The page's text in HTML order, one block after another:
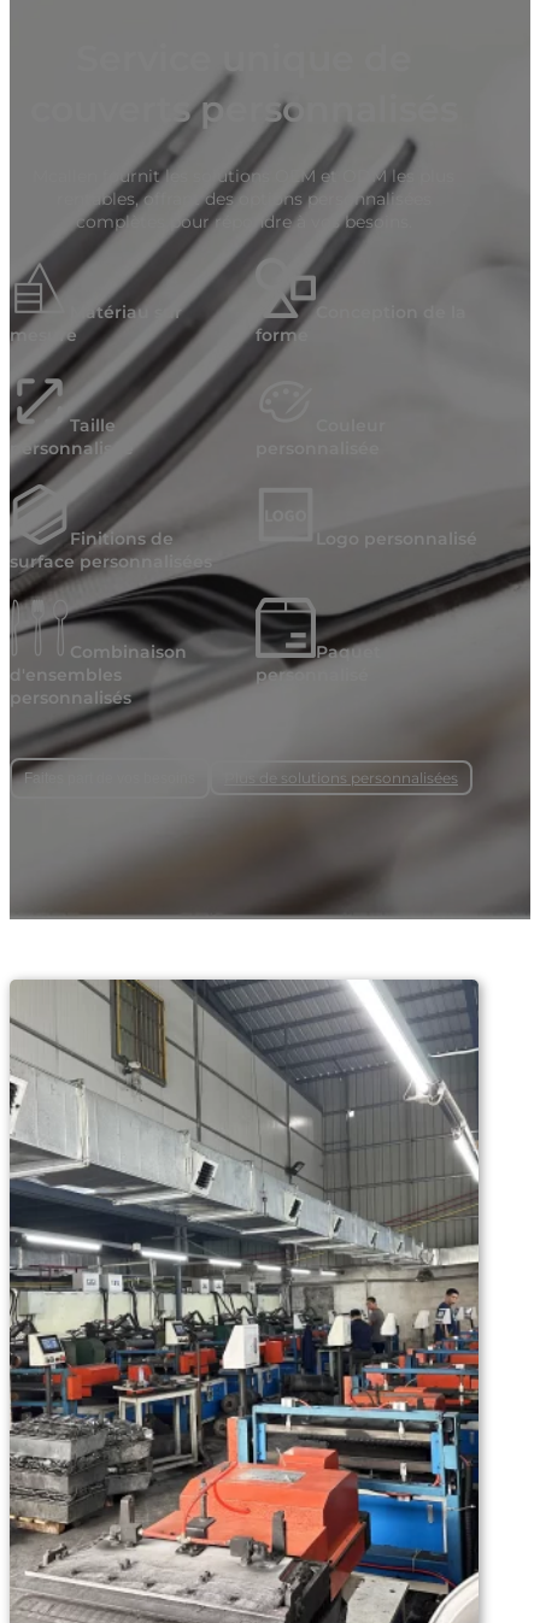
couverts personnalisés
Mcallen fournit les solutions OEM et ODM les plus
rentables, offrant des options personnalisées
complètes pour répondre à vos besoins.
Matériau sur
mesure
Conception de la
forme
Taille
personnalisée
Finitions de
surface personnalisées
Logo personnalisé
Combinaison
d'ensembles
personnalisés
Paquet
personnalisé
Faites part de vos besoins Plus de solutions personnalisées